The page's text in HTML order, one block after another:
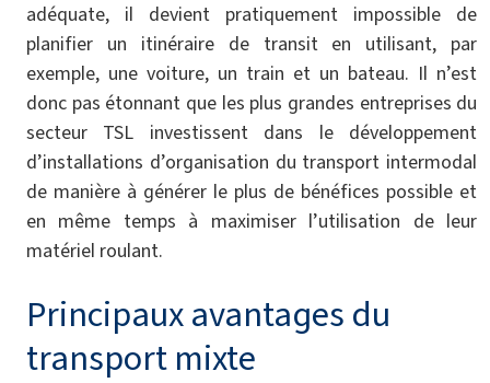
adéquate, il devient pratiquement impossible de
planifier un itinéraire de transit en utilisant, par
exemple, une voiture, un train et un bateau. Il n’est
donc pas étonnant que les plus grandes entreprises du
secteur TSL investissent dans le développement
d’installations d’organisation du transport intermodal
de manière à générer le plus de bénéfices possible et
en même temps à maximiser l’utilisation de leur
matériel roulant.
Principaux avantages du
transport mixte